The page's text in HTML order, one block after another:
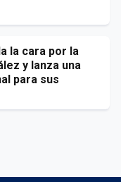
la cara por la
y lanza una
para sus